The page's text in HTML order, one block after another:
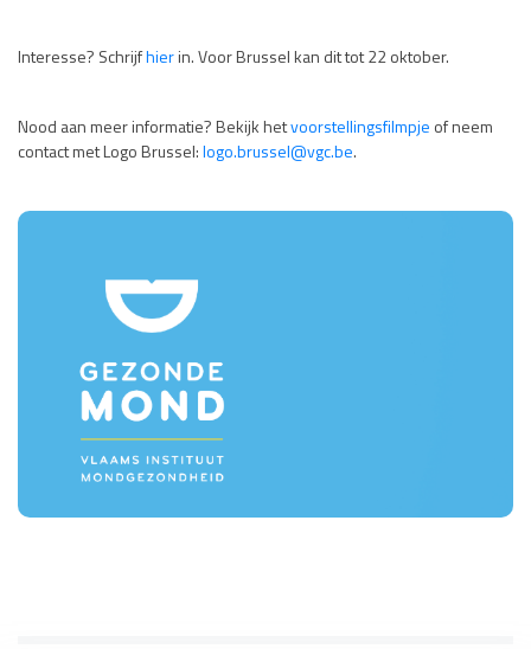
Interesse? Schrijf hier in. Voor Brussel kan dit tot 22 oktober.
Nood aan meer informatie? Bekijk hetvoorstellingsfilmpje of neem
contact met Logo Brussel: logo.brussel@vgc.be.